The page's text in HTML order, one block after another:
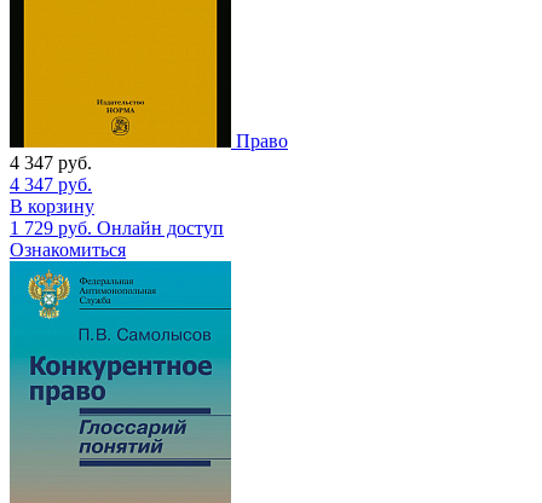
Право
4 347 руб.
4 347 руб.
В корзину
1 729 руб. Онлайн доступ
Ознакомиться